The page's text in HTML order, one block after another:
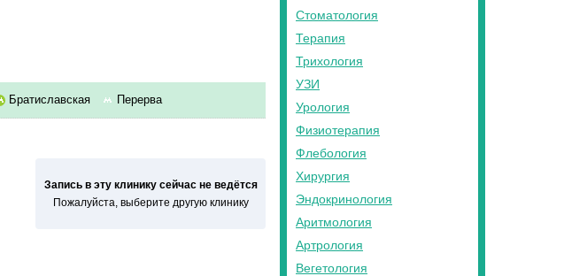
Братиславская Перерва
Запись в эту клинику сейчас не ведётся
Пожалуйста, выберите другую клинику
Стоматология
Терапия
Трихология
УЗИ
Урология
Физиотерапия
Флебология
Хирургия
Эндокринология
Аритмология
Артрология
Вегетология